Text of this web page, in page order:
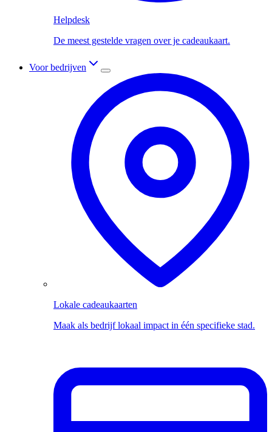
Helpdesk
De meest gestelde vragen over je cadeaukaart.
Voor bedrijven
Lokale cadeaukaarten
Maak als bedrijf lokaal impact in één specifieke stad.